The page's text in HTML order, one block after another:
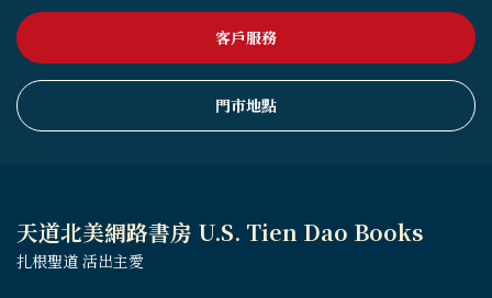
客戶服務
門市地點
天道北美網路書房 U.S. Tien Dao Books
扎根聖道 活出主愛